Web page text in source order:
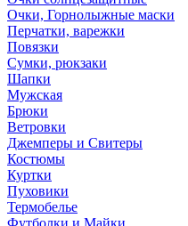
Очки, Горнолыжные маски
Перчатки, варежки
Повязки
Сумки, рюкзаки
Шапки
Мужская
Брюки
Ветровки
Джемперы и Свитеры
Костюмы
Куртки
Пуховики
Термобелье
Футболки и Майки